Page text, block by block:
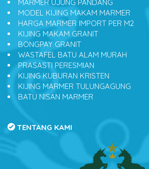
MARMER UJUNG PANDANG
MODEL KIJING MAKAM MARMER
HARGA MARMER IMPORT PER M2
KIJING MAKAM GRANIT
BONGPAY GRANIT
WASTAFEL BATU ALAM MURAH
PRASASTI PERESMIAN
KIJING KUBURAN KRISTEN
KIJING MARMER TULUNGAGUNG
BATU NISAN MARMER
TENTANG KAMI